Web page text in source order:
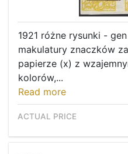
1921 różne rysunki -
makulatury znaczków
papierze (x) z
kolorów,...
Read more